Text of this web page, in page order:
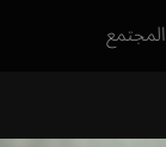
المجتمع